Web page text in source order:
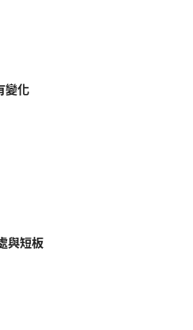
變化
與短板